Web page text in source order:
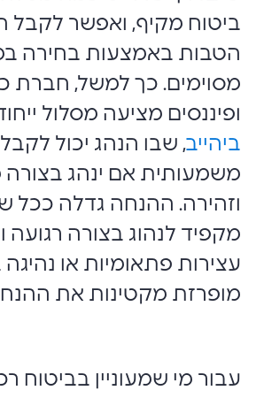
ביטוח מקיף, ואפשר לקבל
הטבות באמצעות בחירה
מסוימים. כך למשל, חברת
ופיננסים מציעה מסלול
ביהייב, שבו הנהג יכול
משמעותית אם ינהג בצורה
וזהירה. ההנחה גדלה ככל
מקפיד לנהוג בצורה רגועה
עצירות פתאומיות או
מופרזת מקטינות את
עבור מי שמעוניין בביטוח